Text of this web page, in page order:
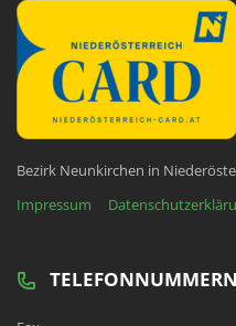
Bezirk Neunkirchen in
Impressum
TELEFONNUMMERN